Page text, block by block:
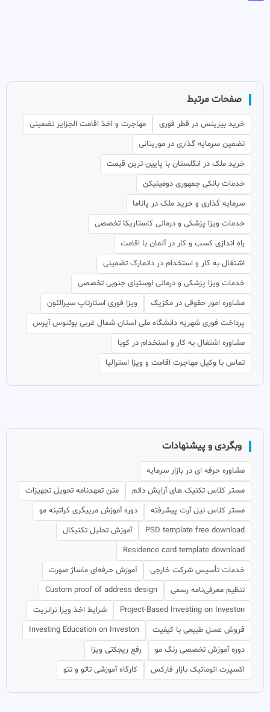
صفحات مرتبط
خرید بیزینس در قطر فوری
مهاجرت و اخذ اقامت الجزایر تضمینی
تضمین سرمایه گذاری در موریتانی
خرید ملک در انگلستان با پایین ترین قیمت
خدمات بانکی جمهوری دومینیکن
سرمایه گذاری و خرید ملک در پاناما
خدمات ویزا پزشکی و درمانی کاستاریکا تخصصی
راه اندازی کسب و کار در آلمان با اقامت
اشتغال به کار و استخدام در دانمارک تضمینی
خدمات ویزا پزشکی و درمانی اوستیای جنوبی تخصصی
مشاوره امور حقوقی در مکزیک
ویزا فوری استارتاپ سیرالئون
پرداخت فوری شهریه دانشگاه ملی استان شمال غربی بوئنوس آیرس
مشاوره اشتغال به کار و استخدام در کوبا
تماس با وکیل مهاجرت اقامت و ویزا استرالیا
وبگردی و پیشنهادات
مشاوره حرفه ای در بازار سرمایه
مستر کلاس تکنیک های آرایش دائم
متن تعهدنامه تحویل تجهیزات
مستر کلاس نیل آرت پیشرفته
دوره آموزش مربیگری کراتینه مو
PSD template free download
آموزش تحلیل تکنیکال
Residence card template download
خدمات تأسیس شرکت خارجی
آموزش حرفه‌ای ماساژ صورت
تنظیم معرفی‌نامه رسمی
Custom proof of address design
Project-Based Investing on Investon
شرایط اخذ ویزا ترانزیت
فروش عسل طبیعی با کیفیت
Investing Education on Investon
دوره آموزش تخصصی رنگ مو
رفع ریجکتی ویزا
اکسپرت اتوماتیک بازار فارکس
کارگاه آموزشی تاتو و تتو